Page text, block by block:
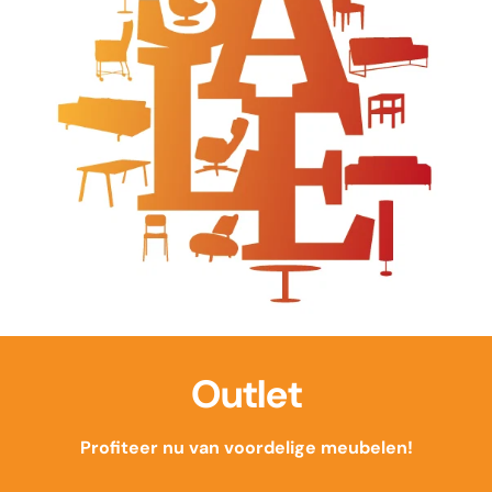
Outlet
Profiteer nu van voordelige meubelen!